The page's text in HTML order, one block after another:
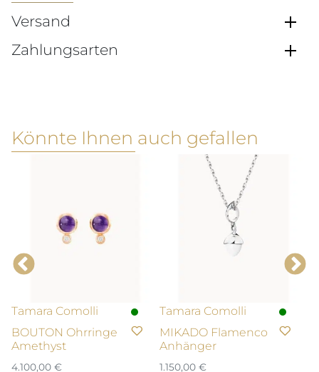
Versand
Zahlungsarten
Könnte Ihnen auch gefallen
Tamara Comolli
BOUTON Ohrringe
Amethyst
4.100,00 €
Tamara Comolli
MIKADO Flamenco
Anhänger
1.150,00 €